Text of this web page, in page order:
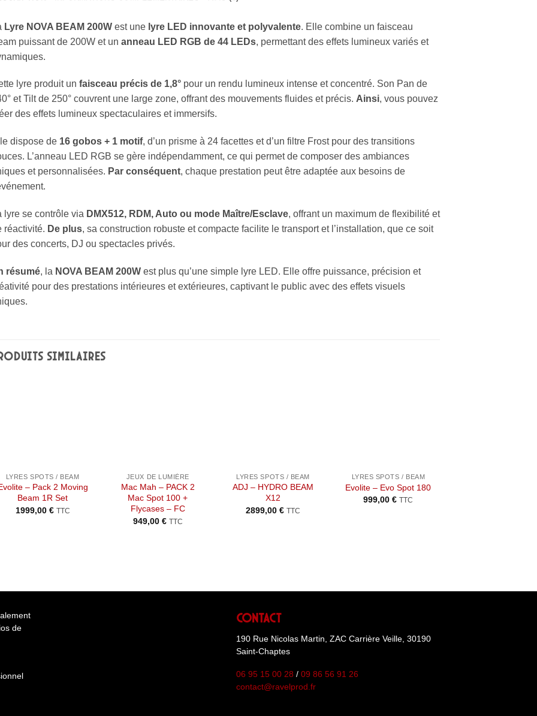
Lyre NOVA BEAM 200W est une lyre LED innovante et polyvalente. Elle combine un faisceau
puissant de 200W et un anneau LED RGB de 44 LEDs, permettant des effets lumineux variés et
lyre produit un faisceau précis de 1,8° pour un rendu lumineux intense et concentré. Son Pan de
et Tilt de 250° couvrent une large zone, offrant des mouvements fluides et précis. Ainsi, vous pouvez
des effets lumineux spectaculaires et immersifs.
dispose de 16 gobos + 1 motif, d’un prisme à 24 facettes et d’un filtre Frost pour des transitions
L’anneau LED RGB se gère indépendamment, ce qui permet de composer des ambiances
et personnalisées. Par conséquent, chaque prestation peut être adaptée aux besoins de
lyre se contrôle via DMX512, RDM, Auto ou mode Maître/Esclave, offrant un maximum de flexibilité et
réactivité. De plus, sa construction robuste et compacte facilite le transport et l’installation, que ce soit
des concerts, DJ ou spectacles privés.
résumé, la NOVA BEAM 200W est plus qu’une simple lyre LED. Elle offre puissance, précision et
pour des prestations intérieures et extérieures, captivant le public avec des effets visuels
SIMILAIRES
LYRES SPOTS / BEAM
– Pack 2 Moving
Beam 1R Set
1999,00 € TTC
JEUX DE LUMIÈRE
Mac Mah – PACK 2
Mac Spot 100 +
Flycases – FC
949,00 € TTC
LYRES SPOTS / BEAM
ADJ – HYDRO BEAM
X12
2899,00€ TTC
LYRES SPOTS / BEAM
Evolite – Evo Spot 180
999,00€ TTC
de
Contact
190 Rue Nicolas Martin, ZAC Carrière Veille, 30190
Saint-Chaptes
06 95 15 00 28 / 09 86 56 91 26
contact@ravelprod.fr